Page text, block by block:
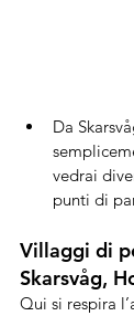
Da
vedrai
punti di
Villaggi di
Skarsvåg,
Qui si respira